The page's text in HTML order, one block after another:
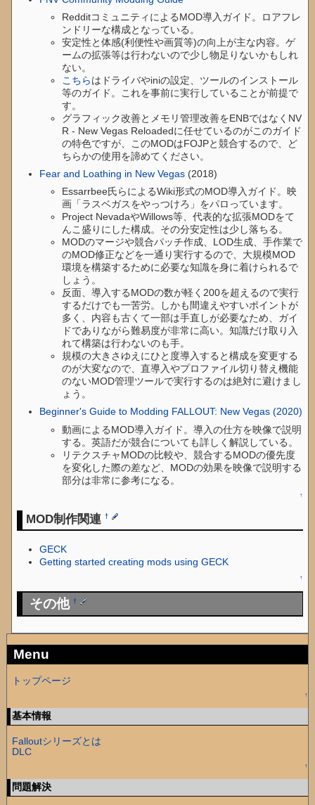
RedditコミュニティによるMOD導入ガイド。ロアフレ
ンドリーな構成となっている。
安定性と体感(利便性や画質等)の向上が主な内容。ゲ
ームの拡張等は行わないので少し物足りないかもしれ
ない。
こちらはドライバやiniの設定、ツールのインストール
等のガイド。これを事前に実行していることが前提で
す。
グラフィック改善とメモリ管理改善をENBではなくNV
R - New Vegas Reloadedに任せているのがこのガイド
の特色ですが、このMODはFOJPと競合するので、ど
ちらかの使用を諦めてください。
Fear and Loathing in New Vegas (2018)
Essarrbee氏らによるWiki形式のMOD導入ガイド。映
画「ラスベガスをやっつけろ」をパロっています。
Project NevadaやWillows等、代表的な拡張MODをて
んこ盛りにした構成。その分安定性は少し落ちる。
MODのマージや競合パッチ作成、LOD生成、手作業で
のMOD修正などを一通り実行するので、大規模MOD
環境を構築するために必要な知識を身に着けられるで
しょう。
反面、導入するMODの数が軽く200を超えるので実行
するだけでも一苦労。しかも間違えやすいポイントが
多く、内容も古くて一部は手直しが必要なため、ガイ
ドでありながら難易度が非常に高い。知識だけ取り入
れて構築は行わないのも手。
規模の大きさゆえにひと度導入すると構成を変更する
のが大変なので、直導入やプロファイル切り替え機能
のないMOD管理ツールで実行するのは絶対に避けまし
ょう。
Beginner's Guide to Modding FALLOUT: New Vegas (2020)
動画によるMOD導入ガイド。導入の仕方を映像で説明
する。英語だが競合についても詳しく解説している。
リテクスチャMODの比較や、競合するMODの優先度
を変化した際の差など、MODの効果を映像で説明する
部分は非常に参考になる。
↑
MOD制作関連†
GECK
Getting started creating mods using GECK
↑
その他†
Menu
トップページ
↑
基本情報
Falloutシリーズとは
DLC
↑
問題解決